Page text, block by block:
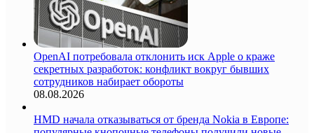
OpenAI потребовала отклонить иск Apple о краже
секретных разработок: конфликт вокруг бывших
сотрудников набирает обороты
08.08.2026
HMD начала отказываться от бренда Nokia в Европе: